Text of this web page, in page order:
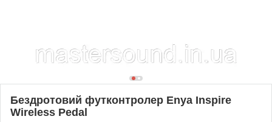
Бездротовий футконтролер Enya Inspire
Wireless Pedal